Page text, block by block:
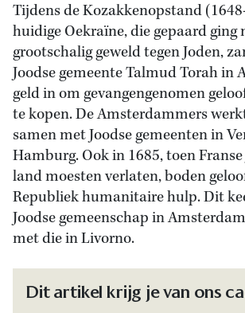
Tijdens de Kozakkenopstand
huidige Oekraïne, die gepaard ging
grootschalig geweld tegen Joden,
Joodse gemeente Talmud Torah in
geld in om gevangengenomen
te kopen. De Amsterdammers
samen met Joodse gemeenten in
Hamburg. Ook in 1685, toen
land moesten verlaten, boden
Republiek humanitaire hulp. Dit
Joodse gemeenschap in
met die in Livorno.
Dit artikel krijg je van ons